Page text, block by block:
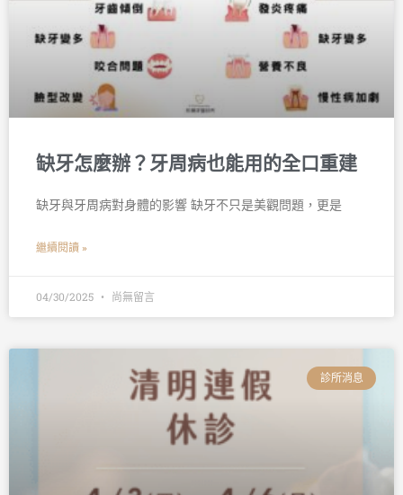
缺牙怎麼辦？牙周病也能用的全口重建
缺牙與牙周病對身體的影響 缺牙不只是美觀問題，更是
繼續閱讀 »
04/30/2025 尚無留言
診所消息